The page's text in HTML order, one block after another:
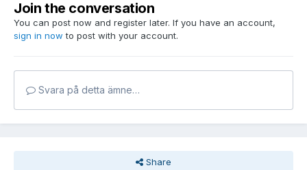
Join the conversation
You can post now and register later. If you have an account,
sign in now to post with your account.
Svara på detta ämne…
Share